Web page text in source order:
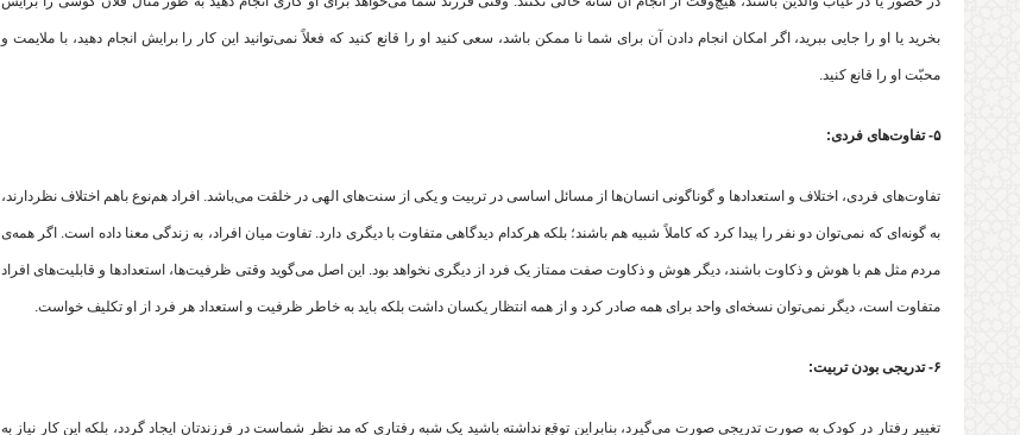
بخرید یا او را جایی ببرید، اگر امکان انجام دادن آن برای شما نا ممکن باشد، سعی کنید او را قانع کنید که فعلاً نمی‌توانید این کار را برایش انجام دهید، با ملایمت و
محبّت او را قانع کنید.
۵- تفاوت‌های فردی:
تفاوت‌‌‌‌های فردی، اختلاف و استعدادها و گوناگونی انسان‌ها از مسائل اساسی در تربیت و یکی از سنت‌های الهی در خلقت می‌‌‌‌باشد. افراد هم‌‌‌‌نوع باهم اختلاف نظردارند،
به گونه‌‌‌‌ای که نمی‌‌‌‌توان دو نفر را پیدا کرد که کاملاً شبیه هم باشند؛ بلکه هرکدام دیدگاهی متفاوت با دیگری دارد. تفاوت میان افراد، به زندگی معنا داده است. اگر همه‌‌‌‌ی
مردم مثل هم با هوش و ذکاوت باشند، دیگر هوش و ذکاوت صفت ممتاز یک فرد از دیگری نخواهد بود. این اصل می‌‌گوید وقتی ظرفیت‌‌‌ها، استعداد‌‌‌ها و قابلیت‌‌‌های افراد
متفاوت است، دیگر نمی‌توان نسخه‌ای واحد برای همه صادر کرد و از همه انتظار یکسان داشت بلکه باید به خاطر ظرفیت و استعداد هر فرد از او تکلیف خواست.
۶- تدریجی بودن تربیت:
تغییر رفتار در کودک به صورت تدریجی صورت می‌گیرد، بنابراین توقع نداشته باشید یک شبه رفتاری که مد نظر شماست در فرزندتان ایجاد گردد، بلکه این کار نیاز به